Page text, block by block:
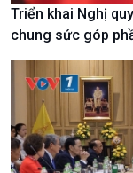
Giới thiệu
Triển khai Nghị
chung sức góp